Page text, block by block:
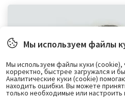
Мы используем файлы
Мы используем файлы куки (cookie),
корректно, быстрее загружался и
Аналитические куки (cookie)
находить ошибки. Вы можете
только необходимые или настроить